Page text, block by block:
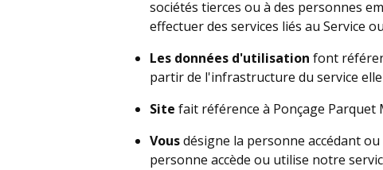
sociétés tierces ou à des personnes
effectuer des services liés au Service
Les données d'utilisation font
partir de l'infrastructure du service
Site fait référence à Ponçage
Vousdésigne la personne accédant
personne accède ou utilise notre